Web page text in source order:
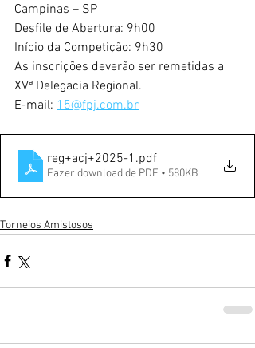
Campinas – SP
Desfile de Abertura: 9h00
Início da Competição: 9h30
As inscrições deverão ser remetidas a
XVª Delegacia Regional.
E-mail: 15@fpj.com.br
reg+acj+2025-1 .pdf
Fazer download de PDF • 580KB
Torneios Amistosos